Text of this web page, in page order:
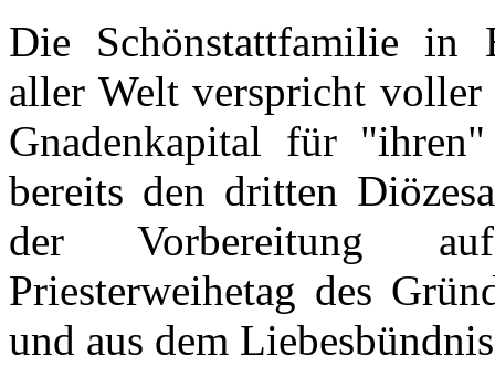
Die Schönstattfamilie in
aller Welt verspricht voller
Gnadenkapital für
bereits den dritten
der Vorbereitung
Priesterweihetag des
und aus dem